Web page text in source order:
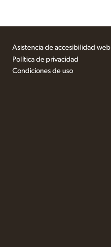
Asistencia de accesibilidad web
Política de privacidad
Condiciones de uso